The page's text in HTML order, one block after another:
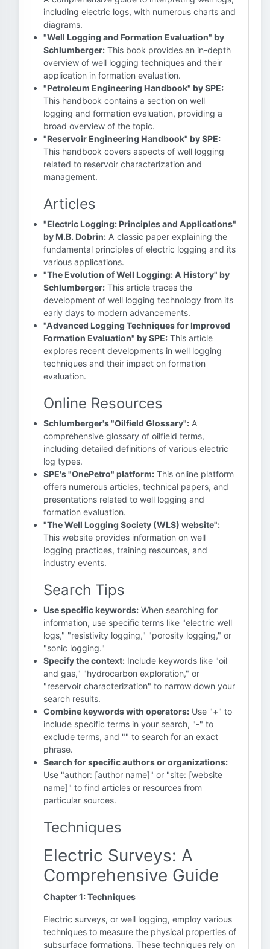
including electric logs, with numerous charts and
diagrams.
"Well Logging and Formation Evaluation" by
Schlumberger: This book provides an in-depth
overview of well logging techniques and their
application in formation evaluation.
"Petroleum Engineering Handbook" by SPE:
This handbook contains a section on well
logging and formation evaluation, providing a
broad overview of the topic.
"Reservoir Engineering Handbook" by SPE:
This handbook covers aspects of well logging
related to reservoir characterization and
management.
Articles
"Electric Logging: Principles and Applications"
by M.B. Dobrin: A classic paper explaining the
fundamental principles of electric logging and its
various applications.
"The Evolution of Well Logging: A History" by
Schlumberger: This article traces the
development of well logging technology from its
early days to modern advancements.
"Advanced Logging Techniques for Improved
Formation Evaluation" by SPE: This article
explores recent developments in well logging
techniques and their impact on formation
evaluation.
Online Resources
Schlumberger's "Oilfield Glossary": A
comprehensive glossary of oilfield terms,
including detailed definitions of various electric
log types.
SPE's "OnePetro" platform: This online platform
offers numerous articles, technical papers, and
presentations related to well logging and
formation evaluation.
"The Well Logging Society (WLS) website":
This website provides information on well
logging practices, training resources, and
industry events.
Search Tips
Use specific keywords: When searching for
information, use specific terms like "electric well
logs," "resistivity logging," "porosity logging," or
"sonic logging."
Specify the context: Include keywords like "oil
and gas," "hydrocarbon exploration," or
"reservoir characterization" to narrow down your
search results.
Combine keywords with operators: Use "+" to
include specific terms in your search, "-" to
exclude terms, and "" to search for an exact
phrase.
Search for specific authors or organizations:
Use "author: [author name]" or "site: [website
name]" to find articles or resources from
particular sources.
Techniques
Electric Surveys: A
Comprehensive Guide
Chapter 1: Techniques
Electric surveys, or well logging, employ various
techniques to measure the physical properties of
subsurface formations. These techniques rely on